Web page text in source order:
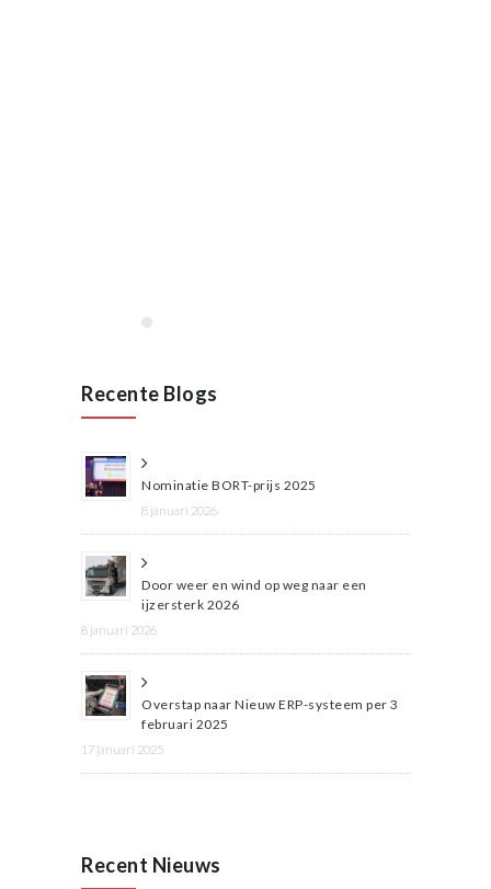
Recente Blogs
Nominatie BORT-prijs 2025
8 januari 2026
Door weer en wind op weg naar een
ijzersterk 2026
8 januari 2026
Overstap naar Nieuw ERP-systeem per 3
februari 2025
17 januari 2025
Recent Nieuws